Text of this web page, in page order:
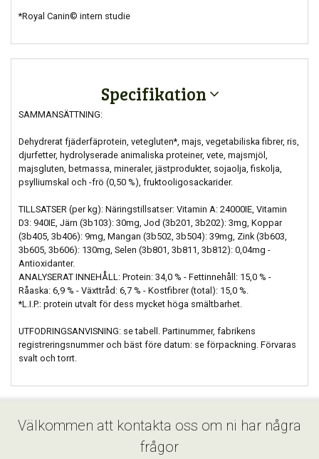
*Royal Canin© intern studie
Specifikation
SAMMANSÄTTNING:
Dehydrerat fjäderfäprotein, vetegluten*, majs, vegetabiliska fibrer, ris,
djurfetter, hydrolyserade animaliska proteiner, vete, majsmjöl,
majsgluten, betmassa, mineraler, jästprodukter, sojaolja, fiskolja,
psylliumskal och -frö (0,50 %), fruktooligosackarider.
TILLSATSER (per kg): Näringstillsatser: Vitamin A: 24000IE, Vitamin
D3: 940IE, Järn (3b103): 30mg, Jod (3b201, 3b202): 3mg, Koppar
(3b405, 3b406): 9mg, Mangan (3b502, 3b504): 39mg, Zink (3b603,
3b605, 3b606): 130mg, Selen (3b801, 3b811, 3b812): 0,04mg -
Antioxidanter.
ANALYSERAT INNEHÅLL: Protein: 34,0 % - Fettinnehåll: 15,0 % -
Råaska: 6,9 % - Växttråd: 6,7 % - Kostfibrer (total): 15,0 %.
*L.I.P.: protein utvalt för dess mycket höga smältbarhet.
UTFODRINGSANVISNING: se tabell. Partinummer, fabrikens
registreringsnummer och bäst före datum: se förpackning. Förvaras
svalt och torrt.
Välkommen att kontakta oss om ni har några
frågor